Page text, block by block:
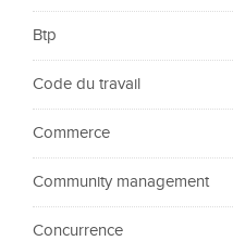
Btp
Code du travail
Commerce
Community management
Concurrence